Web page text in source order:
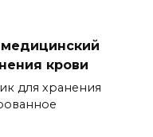
медицинский
крови
для хранения